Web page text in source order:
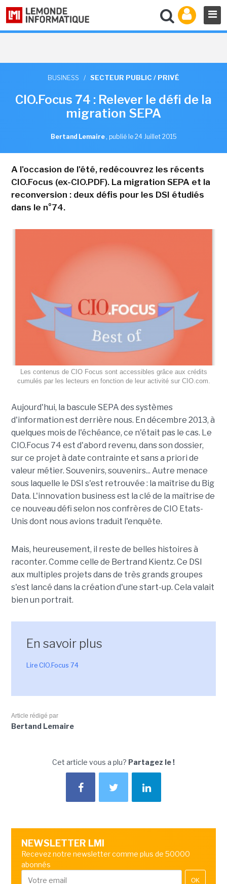
BUSINESS / SECTEUR PUBLIC / PRIVÉ
CIO.Focus 74 : Relever le défi de la
migration SEPA
Bertand Lemaire , publié le 24 Juillet 2015
A l'occasion de l'été, redécouvrez les récents
CIO.Focus (ex-CIO.PDF). La migration SEPA et la
reconversion : deux défis pour les DSI étudiés
dans le n°74.
Les contenus de CIO Focus sont accessibles grâce aux crédits
cumulés par les lecteurs en fonction de leur activité sur CIO.com.
Aujourd'hui, la bascule SEPA des systèmes
d'information est derrière nous. En décembre 2013, à
quelques mois de l'échéance, ce n'était pas le cas. Le
CIO.Focus 74 est d'abord revenu, dans son dossier,
sur ce projet à date contrainte et sans a priori de
valeur métier. Souvenirs, souvenirs... Autre menace
sous laquelle le DSI s'est retrouvée : la maîtrise du Big
Data. L'innovation business est la clé de la maîtrise de
ce nouveau défi selon nos confrères de CIO Etats-
Unis dont nous avions traduit l'enquête.
Mais, heureusement, il reste de belles histoires à
raconter. Comme celle de Bertrand Kientz. Ce DSI
aux multiples projets dans de très grands groupes
s'est lancé dans la création d'une start-up. Cela valait
bien un portrait.
En savoir plus
Lire CIO.Focus 74
Article rédigé par
Bertand Lemaire
Cet article vous a plu? Partagez le !
NEWSLETTER LMI
Recevez notre newsletter comme plus de 50000
abonnés
OK